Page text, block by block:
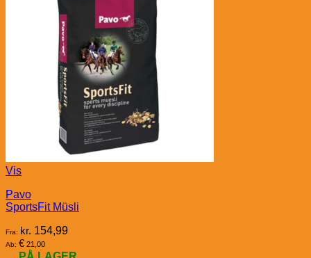
Vis
Pavo
SportsFit Müsli
Fra: kr. 154,99
Ab: € 21,00